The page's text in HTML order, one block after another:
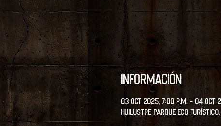
Información
03 oct 2025, 7:00 p.m. – 04 oct
Huilustre Parque eco